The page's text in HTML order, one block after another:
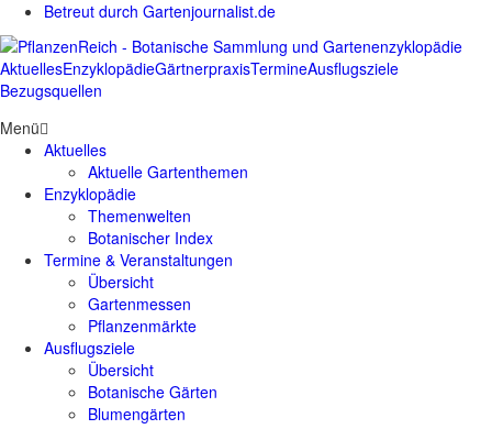
Betreut durch Gartenjournalist.de
AktuellesEnzyklopädieGärtnerpraxisTermineAusflugsziele
Bezugsquellen
Menü
Aktuelles
Aktuelle Gartenthemen
Enzyklopädie
Themenwelten
Botanischer Index
Termine & Veranstaltungen
Übersicht
Gartenmessen
Pflanzenmärkte
Ausflugsziele
Übersicht
Botanische Gärten
Blumengärten